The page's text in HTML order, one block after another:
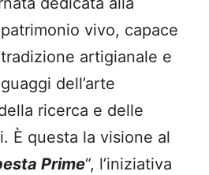
vivo, capace
artigianale e
dell’arte
ricerca e delle
È questa la visione al
Prime“, l’iniziativa